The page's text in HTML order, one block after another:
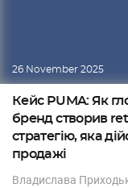
26 November 2025
Кейс PUMA: Як
бренд створив
стратегію, яка
продажі
Владислава